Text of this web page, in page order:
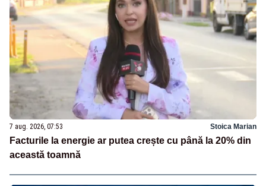
7 aug. 2026, 07:53 Stoica Marian
Facturile la energie ar putea crește cu până la 20% din
această toamnă